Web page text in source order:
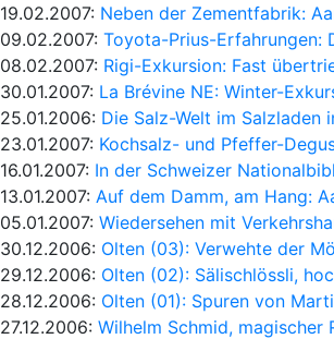
19.02.2007: Neben der Zementfabrik:
09.02.2007: Toyota-Prius-Erfahrungen:
08.02.2007: Rigi-Exkursion: Fast
30.01.2007: La Brévine NE: Winter-
25.01.2006: Die Salz-Welt im Salzladen
23.01.2007: Kochsalz- und Pfeffer-
16.01.2007: In der Schweizer
13.01.2007: Auf dem Damm, am Hang:
05.01.2007: Wiedersehen mit
30.12.2006: Olten (03): Verwehte der
29.12.2006: Olten (02): Sälischlössli,
28.12.2006: Olten (01): Spuren von
27.12.2006: Wilhelm Schmid, magischer